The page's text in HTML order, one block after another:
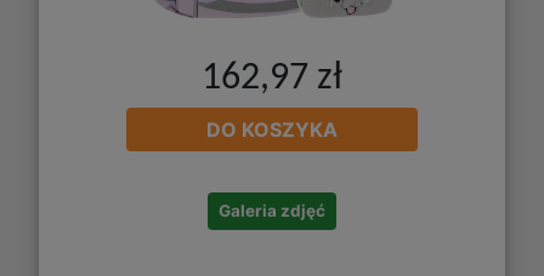
162,97 zł
DO KOSZYKA
Galeria zdjęć